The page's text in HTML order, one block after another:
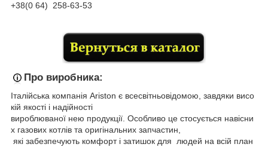
+38(0 64) 258-63-53
Про виробника:
Італійська компанія Ariston є всесвітньовідомою завдяки висо
кій якості і надійності
вироблюваної нею продукції Особливо це стосується навісни
х газових котлів та оригінальних запчастин
які забезпечують комфорт і затишок для людей на всій план